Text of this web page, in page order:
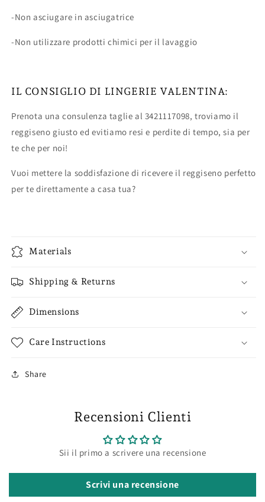
-Non asciugare in asciugatrice
-Non utilizzare prodotti chimici per il lavaggio
IL CONSIGLIO DI LINGERIE VALENTINA:
Prenota una consulenza taglie al 3421117098, troviamo il
reggiseno giusto ed evitiamo resi e perdite di tempo, sia per
te che per noi!
Vuoi mettere la soddisfazione di ricevere il reggiseno perfetto
per te direttamente a casa tua?
Materials
Shipping & Returns
Dimensions
Care Instructions
Share
Recensioni Clienti
Sii il primo a scrivere una recensione
Scrivi una recensione